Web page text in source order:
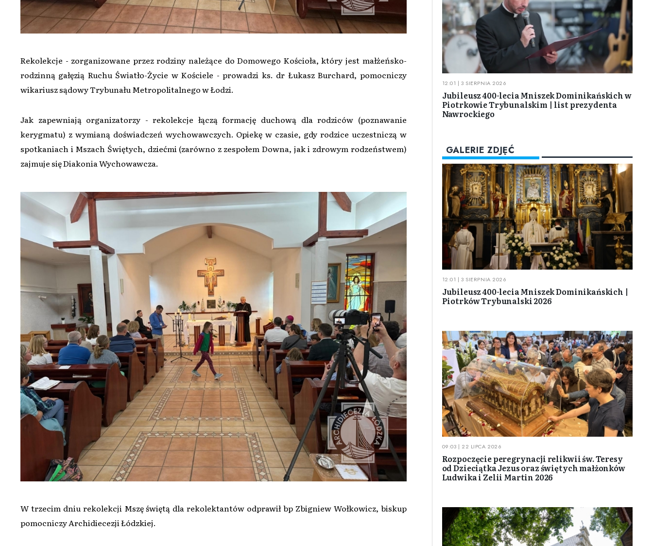
Rekolekcje - zorganizowane przez rodziny należące do Domowego Kościoła, który jest małżeńsko-
rodzinną gałęzią Ruchu Światło-Życie w Kościele - prowadzi ks. dr Łukasz Burchard, pomocniczy
wikariusz sądowy Trybunału Metropolitalnego w Łodzi.
Jak zapewniają organizatorzy - rekolekcje łączą formację duchową dla rodziców (poznawanie
kerygmatu) z wymianą doświadczeń wychowawczych. Opiekę w czasie, gdy rodzice uczestniczą w
spotkaniach i Mszach Świętych, dziećmi (zarówno z zespołem Downa, jak i zdrowym rodzeństwem)
zajmuje się Diakonia Wychowawcza.
W trzecim dniu rekolekcji Mszę świętą dla rekolektantów odprawił bp Zbigniew Wołkowicz, biskup
pomocniczy Archidiecezji Łódzkiej.
12:01 | 3 SIERPNIA 2026
Jubileusz 400-lecia Mniszek Dominikańskich w
Piotrkowie Trybunalskim | list prezydenta
Nawrockiego
GALERIE ZDJĘĆ
12:01 | 3 SIERPNIA 2026
Jubileusz 400-lecia Mniszek Dominikańskich |
Piotrków Trybunalski 2026
09:03 | 22 LIPCA 2026
Rozpoczęcie peregrynacji relikwii św. Teresy
od Dzieciątka Jezus oraz świętych małżonków
Ludwika i Zelii Martin 2026